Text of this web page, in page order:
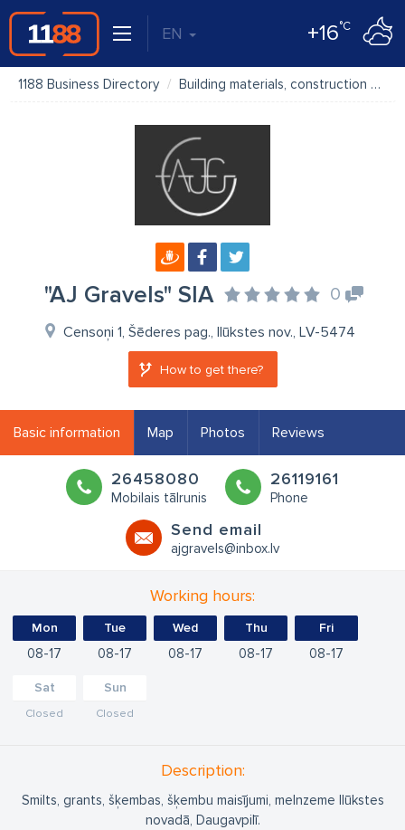
EN +16°C
1188 Business Directory Building materials, construction materials
"AJ Gravels" SIA 0
Censoņi 1, Šēderes pag., Ilūkstes nov., LV-5474
How to get there?
Basic information Map Photos Reviews
26458080
Mobilais tālrunis
26119161
Phone
Send email
ajgravels@inbox.lv
Working hours:
Mon
08 17
Tue
08 17
Wed
08 17
Thu
08 17
Fri
08 17
Sat
Closed
Sun
Closed
Description:
Smilts, grants, šķembas, šķembu maisījumi, melnzeme Ilūkstes
novadā, Daugavpilī.